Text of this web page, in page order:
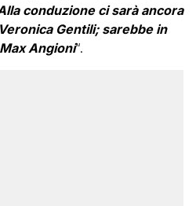
conduzione ci sarà ancora
Gentili; sarebbe in
Angioni“.